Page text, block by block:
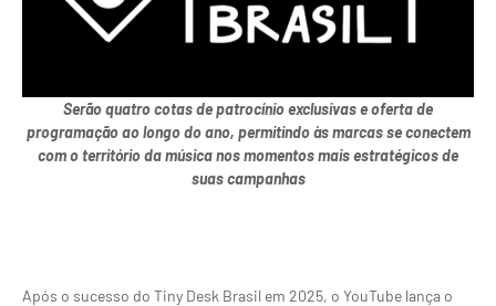
Serão quatro cotas de patrocínio exclusivas e oferta de
programação ao longo do ano, permitindo às marcas se conectem
com o território da música nos momentos mais estratégicos de
suas campanhas
Após o sucesso do Tiny Desk Brasil em 2025, o YouTube lança o